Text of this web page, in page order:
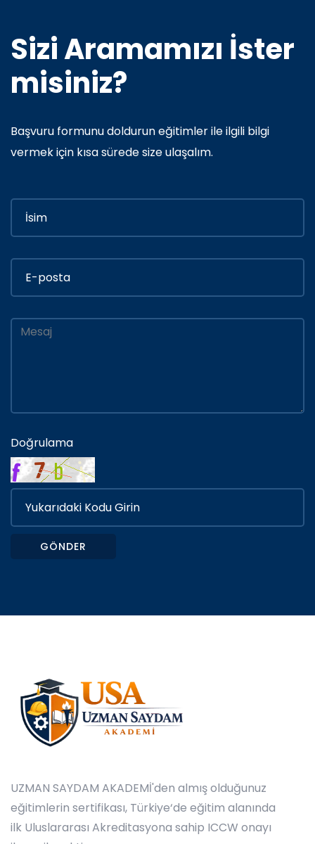
Sizi Aramamızı İster
misiniz?
Başvuru formunu doldurun eğitimler ile ilgili bilgi
vermek için kısa sürede size ulaşalım.
Doğrulama
GÖNDER
UZMAN SAYDAM AKADEMİ'den almış olduğunuz
eğitimlerin sertifikası, Türkiye‘de eğitim alanında
ilk Uluslararası Akreditasyona sahip ICCW onayı